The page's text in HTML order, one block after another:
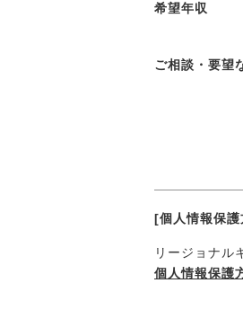
希望年収
ご相談・要望
[個人情報保護
リージョナル
個人情報保護